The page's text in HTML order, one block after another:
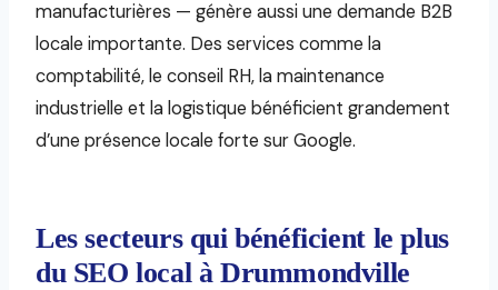
manufacturières — génère aussi une demande B2B
locale importante. Des services comme la
comptabilité, le conseil RH, la maintenance
industrielle et la logistique bénéficient grandement
d’une présence locale forte sur Google.
Les secteurs qui bénéficient le plus
du SEO local à Drummondville